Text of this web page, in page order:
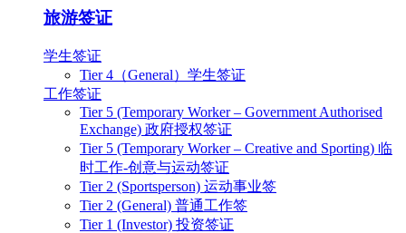
旅游签证
学生签证
Tier 4（General）学生签证
工作签证
Tier 5 (Temporary Worker – Government Authorised
Exchange) 政府授权签证
Tier 5 (Temporary Worker – Creative and Sporting) 临
时工作-创意与运动签证
Tier 2 (Sportsperson) 运动事业签
Tier 2 (General) 普通工作签
Tier 1 (Investor) 投资签证